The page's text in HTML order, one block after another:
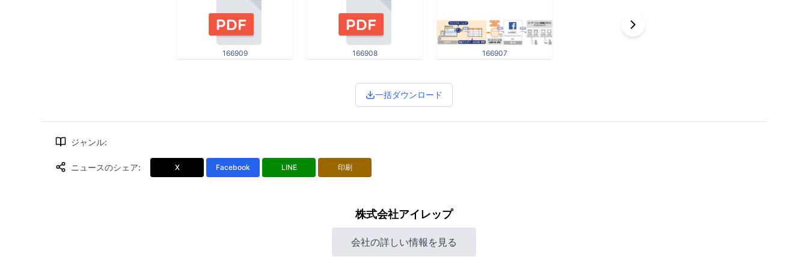
166909 166908 166907
一括ダウンロード
ジャンル:
ニュースのシェア: X Facebook LINE 印刷
株式会社アイレップ
会社の詳しい情報を見る